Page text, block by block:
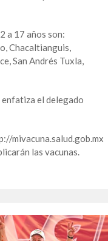
a 17 años son:
Chacaltianguis,
San Andrés Tuxla,
enfatiza el delegado
mivacuna.salud.gob.mx
las vacunas.